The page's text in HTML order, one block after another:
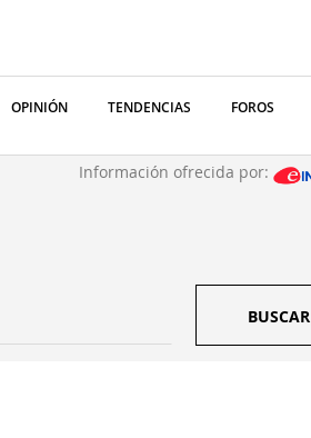
OPINIÓN TENDENCIAS FOROS
Información ofrecida por:
BUSCAR